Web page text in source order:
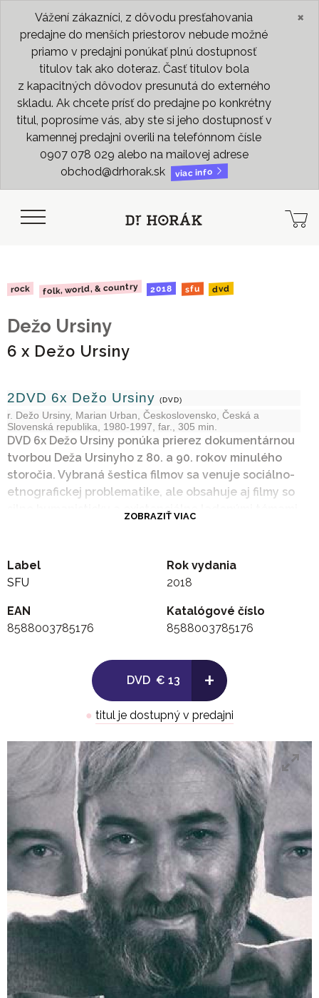
Vážení zákazníci, z dôvodu presťahovania
predajne do menších priestorov nebude možné
priamo v predajni ponúkať plnú dostupnosť
titulov tak ako doteraz. Časť titulov bola
z kapacitných dôvodov presunutá do externého
skladu. Ak chcete prísť do predajne po konkrétny
titul, poprosíme vás, aby ste si jeho dostupnosť v
kamennej predajni overili na telefónnom čísle
0907 078 029 alebo na mailovej adrese
obchod@drhorak.sk
viac info
×
rock folk, world, & country 2018 sfu dvd
Dežo Ursiny
6 x Dežo Ursiny
2DVD 6x Dežo Ursiny (DVD)
r. Dežo Ursiny, Marian Urban, Československo, Česká a
Slovenská republika, 1980-1997, far., 305 min.
DVD 6x Dežo Ursiny ponúka prierez dokumentárnou
tvorbou Deža Ursinyho z 80. a 90. rokov minulého
storočia. Vybraná šestica filmov sa venuje sociálno-
etnografickej problematike, ale obsahuje aj filmy so
silno humanisticky a existenciálne ladenými témami,
predovšetkým hraničné životné situácie, ktoré
neustále konfrontoval s vlastnou životnou
K etnografickej problematike sa viažu dva
dokumenty. Jedným je filmový portrét dvoch bratov
predstaviteľov ľudovej kultúry Sanitrárovci (1980), a
dokument o živote ľudového umelca Jozefa
Antalíka a jeho manželky Gajdoš Antalík (1982), na
ktorých spolupracoval s dokumentaristom a dnes
Disk 1
Sanitrárovci
Réžia a scenár: Dežo Ursiny, Marian Urban
1980, ČSSR, far., 23 min.
Gajdoš Antalík
Scenár s réžia: Dežo Ursiny, Marian Urban
1982, ČSSR, far., 14 min.
O rakovine a nádeji
Scenár a réžia: Dežo Ursiny
1991, ČSSR, far., 104 min.
Disk 2
ZOBRAZIŤ VIAC
Label
SFU
Rok vydania
2018
EAN
8588003785176
Katalógové číslo
8588003785176
DVD € 13 +
● titul je dostupný v predajni